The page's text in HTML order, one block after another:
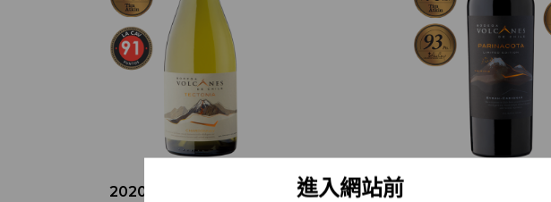
進入網站前
2020 智利白酒 TECTONIA
2020 智利紅酒